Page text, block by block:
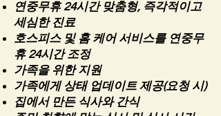
연중무휴 24시간 맞춤형, 즉각적이고
세심한 진료
호스피스 및 홈 케어 서비스를 연중무
휴 24시간 조정
가족을 위한 지원
가족에게 상태 업데이트 제공(요청 시)
집에서 만든 식사와 간식